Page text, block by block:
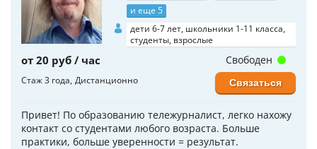
и еще 5
дети 6-7 лет, школьники 1-11 класса,
студенты, взрослые
от 20 руб / час
Стаж 3 года Дистанционно
Привет! По образованию тележурналист, легко нахожу
контакт со студентами любого возраста. Больше
практики, больше уверенности = результат.
Свободен
Связаться